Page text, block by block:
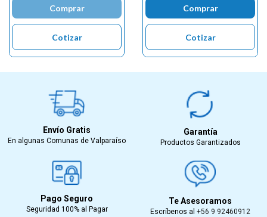
Comprar
Cotizar
Comprar
Cotizar
Envío Gratis
En algunas Comunas de Valparaíso
Garantía
Productos Garantizados
Pago Seguro
Seguridad 100% al Pagar
Te Asesoramos
Escríbenos al +56 9 92460912